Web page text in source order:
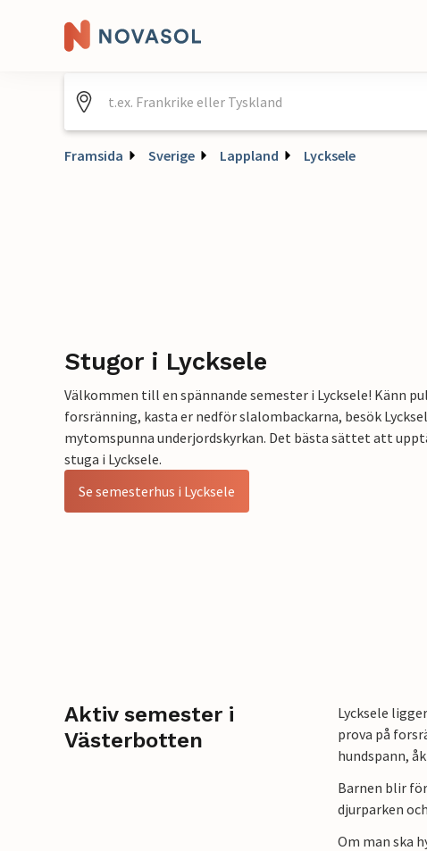
Framsida Sverige Lappland Lycksele
Stugor i Lycksele
Välkommen till en spännande semester i Lycksele! Känn
forsränning, kasta er nedför slalombackarna, besök
mytomspunna underjordskyrkan. Det bästa sättet att
stuga i Lycksele.
Se semesterhus i Lycksele
Aktiv semester i
Västerbotten
Lycksele
prova på
hundspann,
Barnen blir
djurparken
Om man ska